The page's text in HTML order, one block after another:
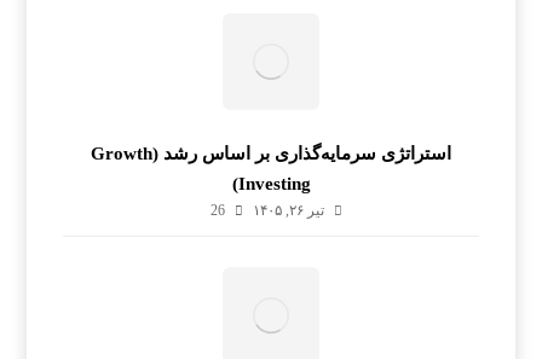
استراتژی سرمایه‌گذاری بر اساس رشد (Growth
Investing)
تیر ۲۶, ۱۴۰۵ 26